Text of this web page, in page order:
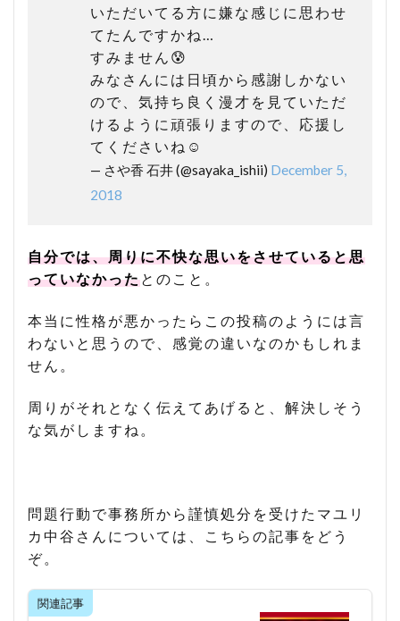
いただいてる方に嫌な感じに思わせ
てたんですかね…
すみません😰
みなさんには日頃から感謝しかない
ので、気持ち良く漫才を見ていただ
けるように頑張りますので、応援し
てくださいね☺️
— さや香 石井 (@sayaka_ishii) December 5,
2018
自分では、周りに不快な思いをさせていると思
っていなかったとのこと。
本当に性格が悪かったらこの投稿のようには言
わないと思うので、感覚の違いなのかもしれま
せん。
周りがそれとなく伝えてあげると、解決しそう
な気がしますね。
問題行動で事務所から謹慎処分を受けたマユリ
カ中谷さんについては、こちらの記事をどう
ぞ。
関連記事